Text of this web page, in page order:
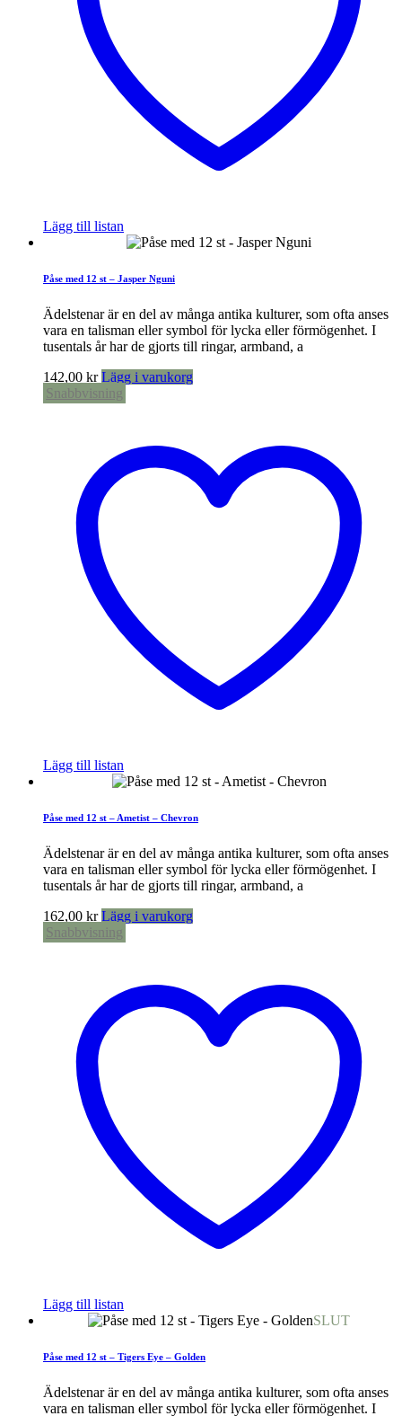
Lägg till listan
Påse med 12 st – Jasper Nguni
Ädelstenar är en del av många antika kulturer, som ofta anses
vara en talisman eller symbol för lycka eller förmögenhet. I
tusentals år har de gjorts till ringar, armband, a
142,00 kr Lägg i varukorg
Snabbvisning
Lägg till listan
Påse med 12 st – Ametist – Chevron
Ädelstenar är en del av många antika kulturer, som ofta anses
vara en talisman eller symbol för lycka eller förmögenhet. I
tusentals år har de gjorts till ringar, armband, a
162,00 kr Lägg i varukorg
Snabbvisning
Lägg till listan
SLUT
Påse med 12 st – Tigers Eye – Golden
Ädelstenar är en del av många antika kulturer, som ofta anses
vara en talisman eller symbol för lycka eller förmögenhet. I